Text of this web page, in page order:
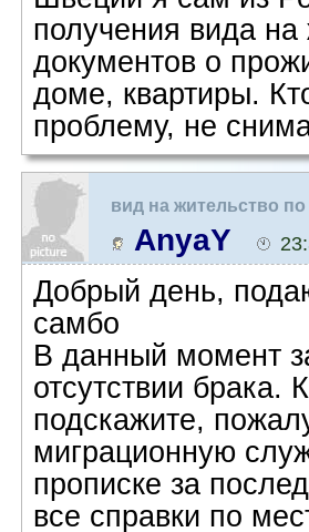
получения вида на
документов о
доме, квартиры.
проблему, не
вид на жительство
AnyaY
Добрый день,
самбо
В данный момент
отсутствии брака.
подскажите,
миграционную
прописке за
все справки по